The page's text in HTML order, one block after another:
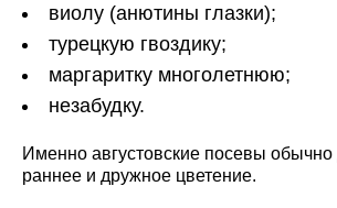
виолу (анютины глазки);
турецкую гвоздику;
маргаритку многолетнюю;
незабудку.
Именно августовские посевы
раннее и дружное цветение.